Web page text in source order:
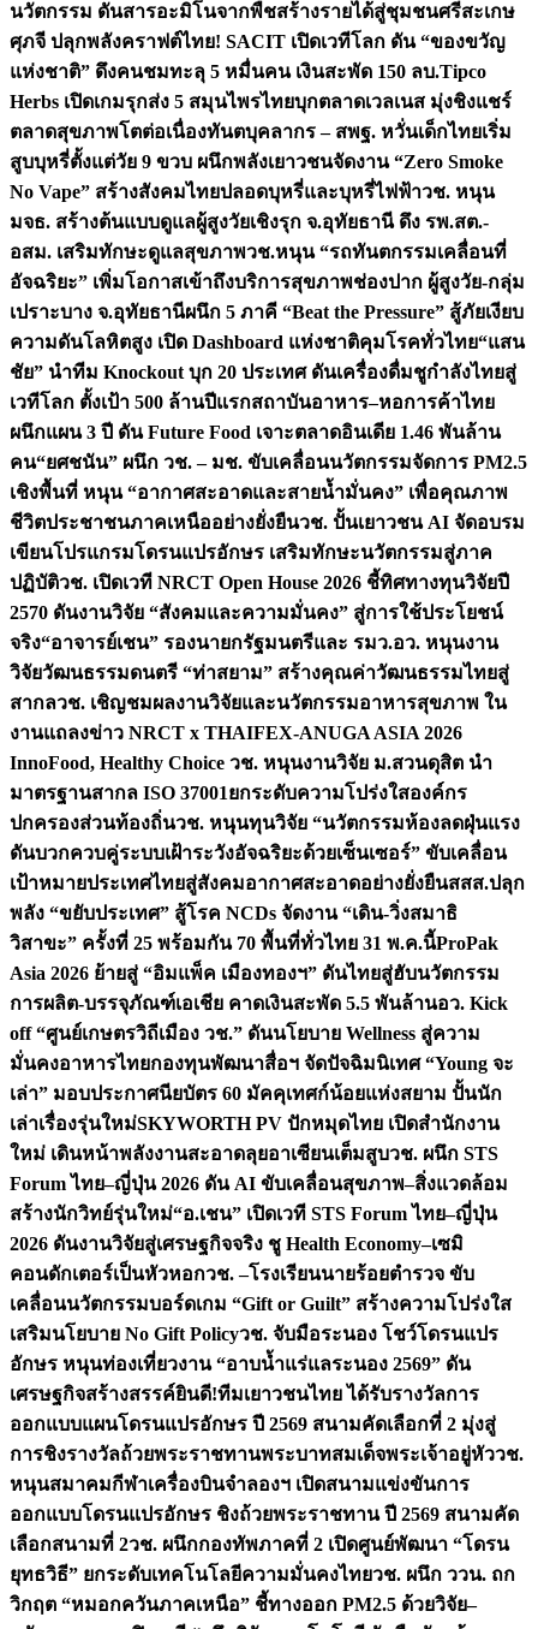
นวัตกรรม ดันสารอะมิโนจากพืชสร้างรายได้สู่ชุมชนศรีสะเกษ
ศุภจี ปลุกพลังคราฟต์ไทย! SACIT เปิดเวทีโลก ดัน “ของขวัญ
แห่งชาติ” ดึงคนชมทะลุ 5 หมื่นคน เงินสะพัด 150 ลบ.Tipco
Herbs เปิดเกมรุกส่ง 5 สมุนไพรไทยบุกตลาดเวลเนส มุ่งชิงแชร์
ตลาดสุขภาพโตต่อเนื่องทันตบุคลากร – สพฐ. หวั่นเด็กไทยเริ่ม
สูบบุหรี่ตั้งแต่วัย 9 ขวบ ผนึกพลังเยาวชนจัดงาน “Zero Smoke
No Vape” สร้างสังคมไทยปลอดบุหรี่และบุหรี่ไฟฟ้าวช. หนุน
มจธ. สร้างต้นแบบดูแลผู้สูงวัยเชิงรุก จ.อุทัยธานี ดึง รพ.สต.-
อสม. เสริมทักษะดูแลสุขภาพวช.หนุน “รถทันตกรรมเคลื่อนที่
อัจฉริยะ” เพิ่มโอกาสเข้าถึงบริการสุขภาพช่องปาก ผู้สูงวัย-กลุ่ม
เปราะบาง จ.อุทัยธานีผนึก 5 ภาคี “Beat the Pressure” สู้ภัยเงียบ
ความดันโลหิตสูง เปิด Dashboard แห่งชาติคุมโรคทั่วไทย“แสน
ชัย” นำทีม Knockout บุก 20 ประเทศ ดันเครื่องดื่มชูกำลังไทยสู่
เวทีโลก ตั้งเป้า 500 ล้านปีแรกสถาบันอาหาร–หอการค้าไทย
ผนึกแผน 3 ปี ดัน Future Food เจาะตลาดอินเดีย 1.46 พันล้าน
คน“ยศชนัน” ผนึก วช. – มช. ขับเคลื่อนนวัตกรรมจัดการ PM2.5
เชิงพื้นที่ หนุน “อากาศสะอาดและสายน้ำมั่นคง” เพื่อคุณภาพ
ชีวิตประชาชนภาคเหนืออย่างยั่งยืนวช. ปั้นเยาวชน AI จัดอบรม
เขียนโปรแกรมโดรนแปรอักษร เสริมทักษะนวัตกรรมสู่ภาค
ปฏิบัติวช. เปิดเวที NRCT Open House 2026 ชี้ทิศทางทุนวิจัยปี
2570 ดันงานวิจัย “สังคมและความมั่นคง” สู่การใช้ประโยชน์
จริง“อาจารย์เชน” รองนายกรัฐมนตรีและ รมว.อว. หนุนงาน
วิจัยวัฒนธรรมดนตรี “ท่าสยาม” สร้างคุณค่าวัฒนธรรมไทยสู่
สากลวช. เชิญชมผลงานวิจัยและนวัตกรรมอาหารสุขภาพ ใน
งานแถลงข่าว NRCT x THAIFEX-ANUGA ASIA 2026
InnoFood, Healthy Choice วช. หนุนงานวิจัย ม.สวนดุสิต นำ
มาตรฐานสากล ISO 37001ยกระดับความโปร่งใสองค์กร
ปกครองส่วนท้องถิ่นวช. หนุนทุนวิจัย “นวัตกรรมห้องลดฝุ่นแรง
ดันบวกควบคู่ระบบเฝ้าระวังอัจฉริยะด้วยเซ็นเซอร์” ขับเคลื่อน
เป้าหมายประเทศไทยสู่สังคมอากาศสะอาดอย่างยั่งยืนสสส.ปลุก
พลัง “ขยับประเทศ” สู้โรค NCDs จัดงาน “เดิน-วิ่งสมาธิ
วิสาขะ” ครั้งที่ 25 พร้อมกัน 70 พื้นที่ทั่วไทย 31 พ.ค.นี้ProPak
Asia 2026 ย้ายสู่ “อิมแพ็ค เมืองทองฯ” ดันไทยสู่ฮับนวัตกรรม
การผลิต-บรรจุภัณฑ์เอเชีย คาดเงินสะพัด 5.5 พันล้านอว. Kick
off “ศูนย์เกษตรวิถีเมือง วช.” ดันนโยบาย Wellness สู่ความ
มั่นคงอาหารไทยกองทุนพัฒนาสื่อฯ จัดปัจฉิมนิเทศ “Young จะ
เล่า” มอบประกาศนียบัตร 60 มัคคุเทศก์น้อยแห่งสยาม ปั้นนัก
เล่าเรื่องรุ่นใหม่SKYWORTH PV ปักหมุดไทย เปิดสำนักงาน
ใหม่ เดินหน้าพลังงานสะอาดลุยอาเซียนเต็มสูบวช. ผนึก STS
Forum ไทย–ญี่ปุ่น 2026 ดัน AI ขับเคลื่อนสุขภาพ–สิ่งแวดล้อม
สร้างนักวิทย์รุ่นใหม่“อ.เชน” เปิดเวที STS Forum ไทย–ญี่ปุ่น
2026 ดันงานวิจัยสู่เศรษฐกิจจริง ชู Health Economy–เซมิ
คอนดักเตอร์เป็นหัวหอกวช. –โรงเรียนนายร้อยตำรวจ ขับ
เคลื่อนนวัตกรรมบอร์ดเกม “Gift or Guilt” สร้างความโปร่งใส
เสริมนโยบาย No Gift Policyวช. จับมือระนอง โชว์โดรนแปร
อักษร หนุนท่องเที่ยวงาน “อาบน้ำแร่แลระนอง 2569” ดัน
เศรษฐกิจสร้างสรรค์ยินดี!ทีมเยาวชนไทย ได้รับรางวัลการ
ออกแบบแผนโดรนแปรอักษร ปี 2569 สนามคัดเลือกที่ 2 มุ่งสู่
การชิงรางวัลถ้วยพระราชทานพระบาทสมเด็จพระเจ้าอยู่หัววช.
หนุนสมาคมกีฬาเครื่องบินจำลองฯ เปิดสนามแข่งขันการ
ออกแบบโดรนแปรอักษร ชิงถ้วยพระราชทาน ปี 2569 สนามคัด
เลือกสนามที่ 2วช. ผนึกกองทัพภาคที่ 2 เปิดศูนย์พัฒนา “โดรน
ยุทธวิธี” ยกระดับเทคโนโลยีความมั่นคงไทยวช. ผนึก ววน. ถก
วิกฤต “หมอกควันภาคเหนือ” ชี้ทางออก PM2.5 ด้วยวิจัย–